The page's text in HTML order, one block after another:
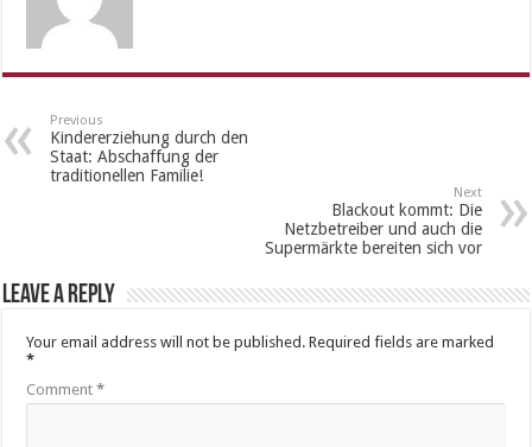
Previous
Kindererziehung durch den
Staat: Abschaffung der
traditionellen Familie!
Next
Blackout kommt: Die
Netzbetreiber und auch die
Supermärkte bereiten sich vor
Leave a Reply
Your email address will not be published. Required fields are marked
*
Comment*